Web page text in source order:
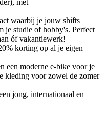
met
waarbij je jouw shifts
je studie of hobby's. Perfect
óf vakantiewerk!
korting op al je eigen
een moderne e-bike voor je
kleding voor zowel de zomer
jong, internationaal en